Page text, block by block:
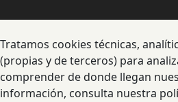
Tratamos cookies técnicas,
(propias y de terceros) para
comprender de donde llegan
información, consulta nuestra